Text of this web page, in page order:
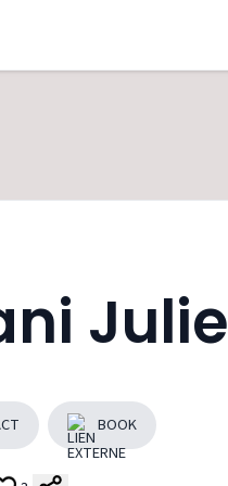
Julie
BOOK